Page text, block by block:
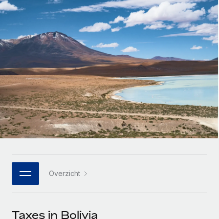
Zzp'ers internationaal onboarden en beheren
Ingewikkelde HR-taken eenvoudig uitbesteden
INFRASTRUCTUUR
Remote Embedded
HR naadloos in workflows integreren
Platform
Ingebouwde essentiële HR-functies voor je team
Integraties
Start-ups
Flexibele global HR en payroll solutions voor groeiende
bedrijven
Mid-market
Teams uitbreiden met HR solutions op maat
Enterprise
Global HR voor grote bedrijven
WERK MET ONS SAMEN
Strategische technologiepartners
Een partner worden
Betalingscalculator voor zzp'ers
Ontdek valuta-opties en betaalsnelheden voor
internationale zzp'ers
LEREN MET REMOTE
Onderzoek en gidsen
Casestudy's
HR-woordenlijst
Checklists en templates
Webinars
Nederlands
Français
Deutsch
Español
Italiano
Português (Portugal)
日本語
한국어
Inloggen
Overzicht
Taxes in Bolivia